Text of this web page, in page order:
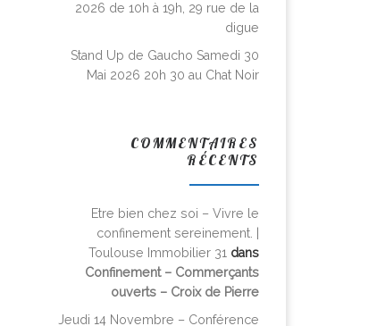
2026 de 10h à 19h, 29 rue de la
digue
Stand Up de Gaucho Samedi 30
Mai 2026 20h 30 au Chat Noir
COMMENTAIRES
RÉCENTS
Etre bien chez soi – Vivre le
confinement sereinement. |
Toulouse Immobilier 31 dans
Confinement – Commerçants
ouverts – Croix de Pierre
Jeudi 14 Novembre – Conférence